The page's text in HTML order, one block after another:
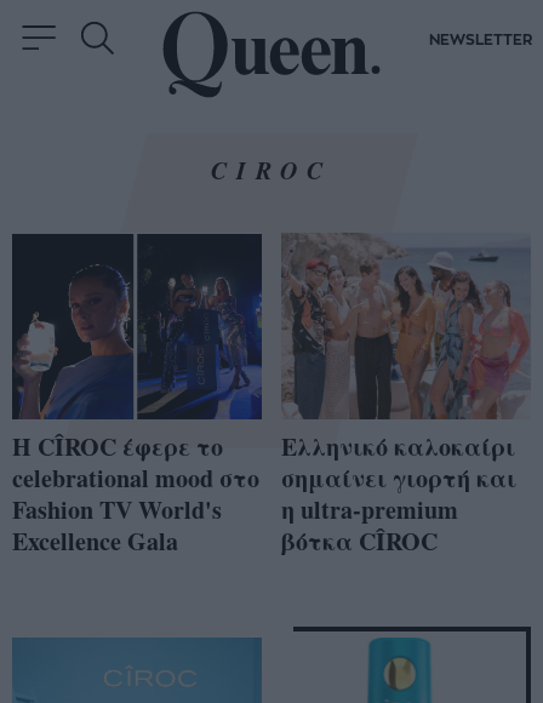
NEWSLETTER
CIROC
Η CÎROC έφερε το
celebrational mood στο
Fashion TV World's
Excellence Gala
Ελληνικό καλοκαίρι
σημαίνει γιορτή και
η ultra-premium
βότκα CÎROC